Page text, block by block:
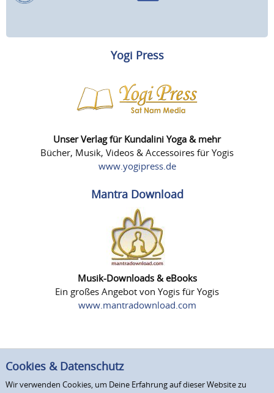
Yogi Press
Unser Verlag für Kundalini Yoga & mehr
Bücher, Musik, Videos & Accessoires für Yogis
www.yogipress.de
Mantra Download
Musik-Downloads & eBooks
Ein großes Angebot von Yogis für Yogis
www.mantradownload.com
Cookies & Datenschutz
Wir verwenden Cookies, um Deine Erfahrung auf dieser Website zu